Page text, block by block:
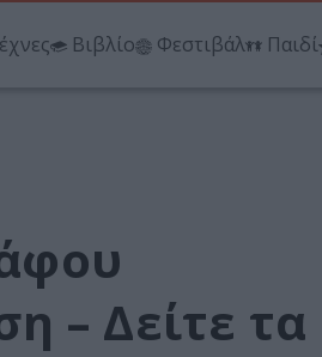
Βιβλίο Φεστιβάλ Παιδί
– Δείτε τα